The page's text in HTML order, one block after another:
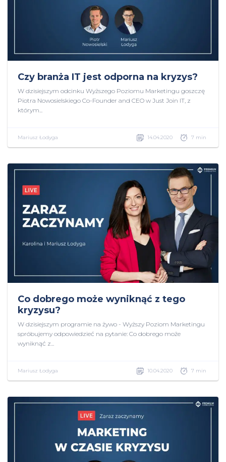
Czy branża IT jest odporna na kryzys?
W dzisiejszym odcinku Wyższego Poziomu Marketingu goszczę
Piotra Nowosielskiego Co-Founder and CEO w Just Join IT, z
którym...
Mariusz Łodyga 14.04.2020 7 min
Co dobrego może wyniknąć z tego
kryzysu?
W dzisiejszym programie na żywo - Wyższy Poziom Marketingu
spróbujemy odpowiedzieć na pytanie: Co dobrego może
wyniknąć z...
Mariusz Łodyga 10.04.2020 7 min